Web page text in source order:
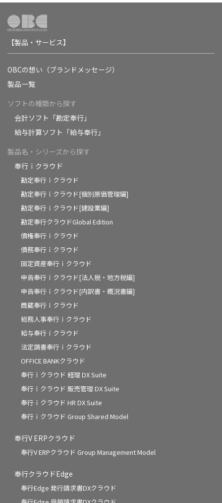
【製品・サービス】
OBCの想い（ブランドメッセージ）
製品一覧
ソフトの種類から探す
会計ソフト「勘定奉行」
給与計算ソフト「給与奉行」
製品名・シリーズから探す
奉行ｉクラウド
勘定奉行ｉクラウド
勘定奉行ｉクラウド[個別原価管理編]
勘定奉行ｉクラウド[建設業編]
勘定奉行クラウドGlobal Edition
債権奉行ｉクラウド
債務奉行ｉクラウド
固定資産奉行ｉクラウド
申告奉行ｉクラウド[法人税・地方税編]
申告奉行ｉクラウド[内訳書・概況書編]
商蔵奉行ｉクラウド
総務人事奉行ｉクラウド
給与奉行ｉクラウド
法定調書奉行ｉクラウド
OFFICE BANKクラウド
奉行ｉクラウド 経理 DX Suite
奉行ｉクラウド 販売管理 DX Suite
奉行ｉクラウド HR DX Suite
奉行ｉクラウド Group Shared Model
奉行V ERPクラウド
奉行V ERPクラウド Group Management Model
奉行クラウドEdge
奉行Edge 発行請求書DXクラウド